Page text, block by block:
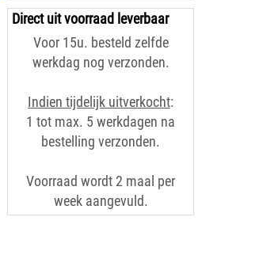
Direct uit voorraad leverbaar
Voor 15u. besteld zelfde
werkdag nog verzonden.
Indien tijdelijk uitverkocht:
1 tot max. 5 werkdagen na
bestelling verzonden.
Voorraad wordt 2 maal per
week aangevuld.